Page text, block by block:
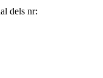
dels nr: